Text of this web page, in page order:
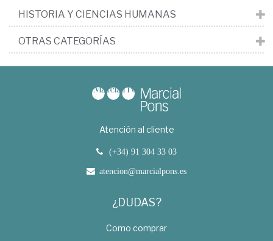
HISTORIA Y CIENCIAS HUMANAS
OTRAS CATEGORÍAS
Atención al cliente
(+34) 91 304 33 03
atencion@marcialpons.es
¿DUDAS?
Como comprar